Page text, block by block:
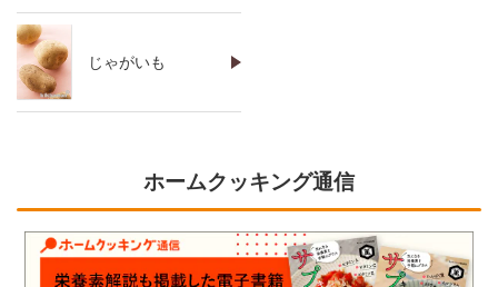
じゃがいも
ホームクッキング通信